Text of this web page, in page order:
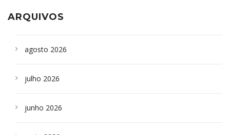
ARQUIVOS
agosto 2026
julho 2026
junho 2026